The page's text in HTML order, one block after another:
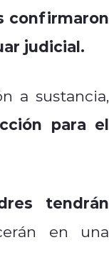
confirmaron
judicial.
a sustancia,
para el
tendrán
en una